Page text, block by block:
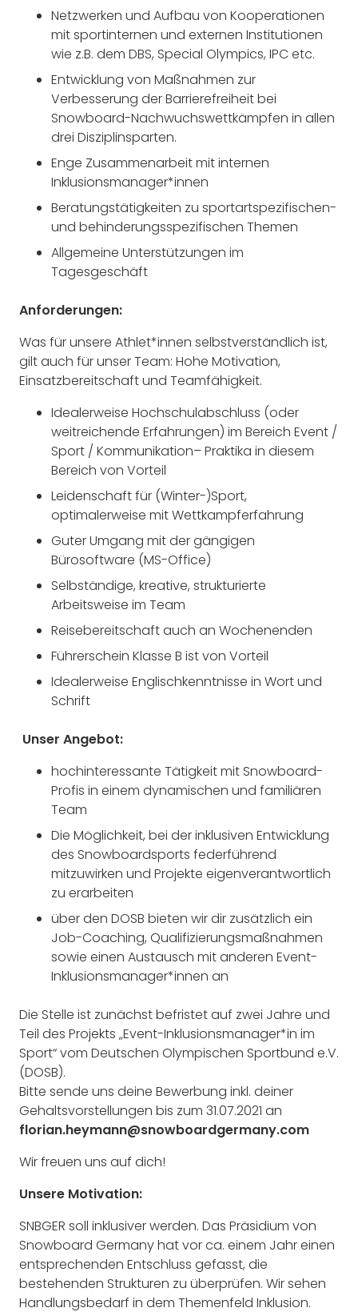
Netzwerken und Aufbau von Kooperationen
mit sportinternen und externen Institutionen
wie z.B. dem DBS, Special Olympics, IPC etc.
Entwicklung von Maßnahmen zur
Verbesserung der Barrierefreiheit bei
Snowboard-Nachwuchswettkämpfen in allen
drei Disziplinsparten.
Enge Zusammenarbeit mit internen
Inklusionsmanager*innen
Beratungstätigkeiten zu sportartspezifischen-
und behinderungsspezifischen Themen
Allgemeine Unterstützungen im
Tagesgeschäft
Anforderungen:
Was für unsere Athlet*innen selbstverständlich ist,
gilt auch für unser Team: Hohe Motivation,
Einsatzbereitschaft und Teamfähigkeit.
Idealerweise Hochschulabschluss (oder
weitreichende Erfahrungen) im Bereich Event /
Sport / Kommunikation– Praktika in diesem
Bereich von Vorteil
Leidenschaft für (Winter-)Sport,
optimalerweise mit Wettkampferfahrung
Guter Umgang mit der gängigen
Bürosoftware (MS-Office)
Selbständige, kreative, strukturierte
Arbeitsweise im Team
Reisebereitschaft auch an Wochenenden
Führerschein Klasse B ist von Vorteil
Idealerweise Englischkenntnisse in Wort und
Schrift
Unser Angebot:
hochinteressante Tätigkeit mit Snowboard-
Profis in einem dynamischen und familiären
Team
Die Möglichkeit, bei der inklusiven Entwicklung
des Snowboardsports federführend
mitzuwirken und Projekte eigenverantwortlich
zu erarbeiten
über den DOSB bieten wir dir zusätzlich ein
Job-Coaching, Qualifizierungsmaßnahmen
sowie einen Austausch mit anderen Event-
Inklusionsmanager*innen an
Die Stelle ist zunächst befristet auf zwei Jahre und
Teil des Projekts „Event-Inklusionsmanager*in im
Sport“ vom Deutschen Olympischen Sportbund e.V.
(DOSB).
Bitte sende uns deine Bewerbung inkl. deiner
Gehaltsvorstellungen bis zum 31.07.2021 an
florian.heymann@snowboardgermany.com
Wir freuen uns auf dich!
Unsere Motivation:
SNBGER soll inklusiver werden. Das Präsidium von
Snowboard Germany hat vor ca. einem Jahr einen
entsprechenden Entschluss gefasst, die
bestehenden Strukturen zu überprüfen. Wir sehen
Handlungsbedarf in dem Themenfeld Inklusion.